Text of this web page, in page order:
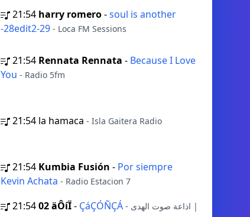
21:54 harry romero-soul is another
-28edit2-29 - Loca FM Sessions
21:54 Rennata Rennata - Because I Love
You - Radio 5fm
21:54 la hamaca - Isla Gaitera Radio
21:54 Kumbia Fusión - Por siempre
Kevin Achata - Radio Estacion 7
21:5402 äÔíÏ- ÇáÇÓÑÇÁ - اذاعة صوت الهدى |